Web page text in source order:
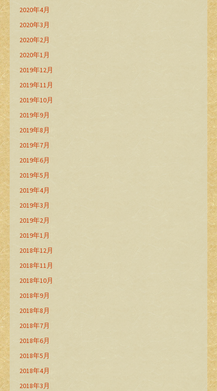
2020年4月
2020年3月
2020年2月
2020年1月
2019年12月
2019年11月
2019年10月
2019年9月
2019年8月
2019年7月
2019年6月
2019年5月
2019年4月
2019年3月
2019年2月
2019年1月
2018年12月
2018年11月
2018年10月
2018年9月
2018年8月
2018年7月
2018年6月
2018年5月
2018年4月
2018年3月